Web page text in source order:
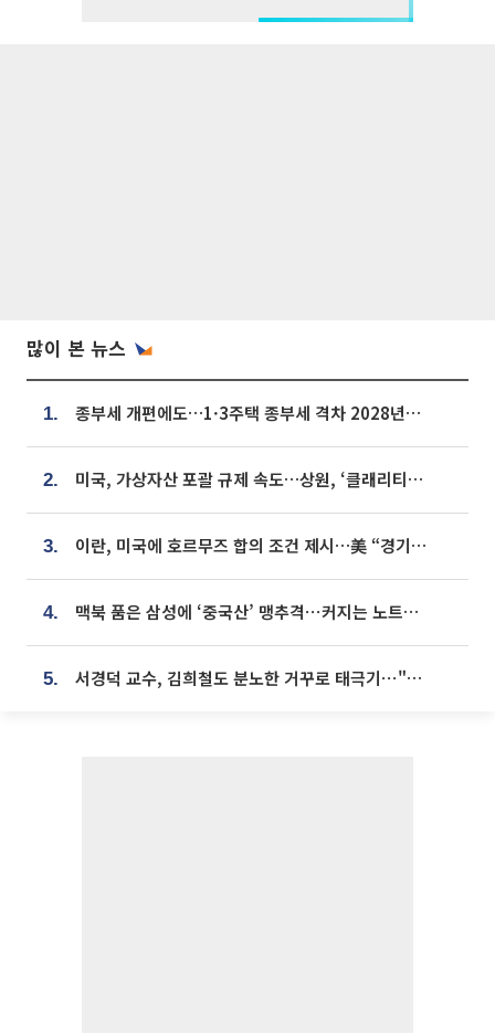
많이 본 뉴스
1. 종부세 개편에도…1·3주택 종부세 격차 2028년부터 확대
2. 미국, 가상자산 포괄 규제 속도…상원, ‘클래리티법’ 9월 절차투표 추진
3. 이란, 미국에 호르무즈 합의 조건 제시…美 “경기 아직 안 끝나” [종합]
4. 맥북 품은 삼성에 ‘중국산’ 맹추격⋯커지는 노트북 OLED 시장
5. 서경덕 교수, 김희철도 분노한 거꾸로 태극기⋯"엉터리는 아냐, 아쉬울 뿐"